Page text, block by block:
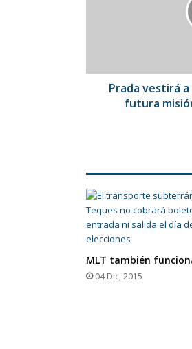
misión
Prada vestirá
futura
MLT también
04 Dic, 2015